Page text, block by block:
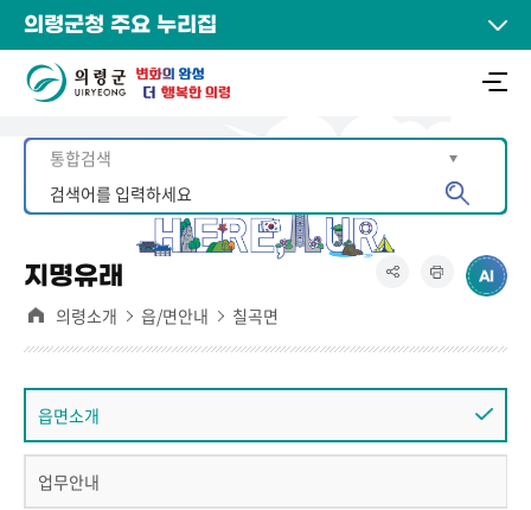
의령군청 주요 누리집
지명유래
의령소개 읍/면안내 칠곡면
읍면소개
업무안내